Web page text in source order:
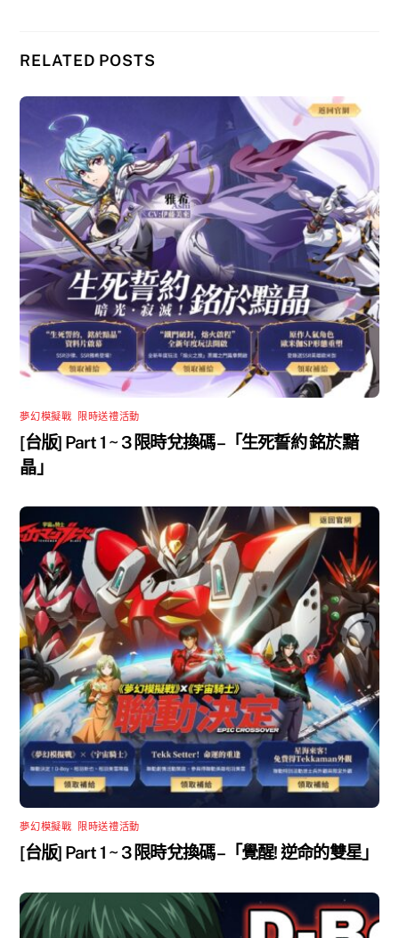
RELATED POSTS
夢幻模擬戰 限時送禮活動
[台版] Part 1 ~ 3 限時兌換碼 –「生死誓約 銘於黯
晶」
夢幻模擬戰 限時送禮活動
[台版] Part 1 ~ 3 限時兌換碼 –「覺醒! 逆命的雙星」